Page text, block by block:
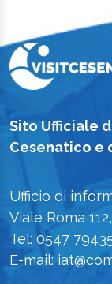
Sito Ufficiale
Cesenatico e
Ufficio di
Viale Roma
Tel: 0547
E-mail: